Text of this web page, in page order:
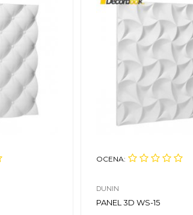
OCENA:
DUNIN
PANEL 3D WS-15